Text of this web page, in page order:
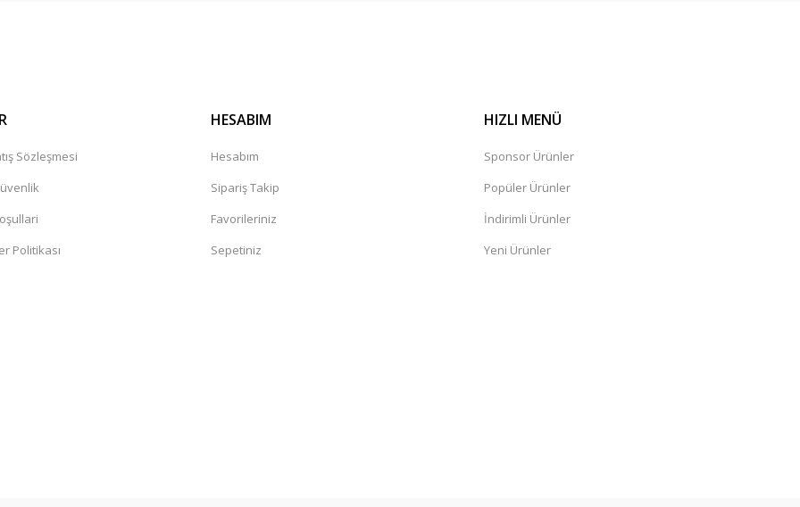
Sözleşmesi
Politikası
HESABIM
Hesabım
Sipariş Takip
Favorileriniz
Sepetiniz
HIZLI MENÜ
Sponsor Ürünler
Popüler Ürünler
İndirimli Ürünler
Yeni Ürünler